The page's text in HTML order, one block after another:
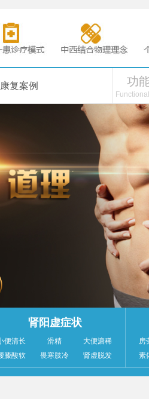
康复案例 功
肾阳虚症状
便清长 滑精
大便溏稀
膝酸软
畏寒肢冷 肾虚脱发
房
素